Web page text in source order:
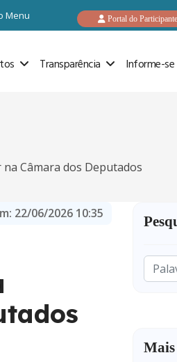
Menu Portal do Participante
Transparência Informe-se
na Câmara dos Deputados
22/06/2026 10:35
...